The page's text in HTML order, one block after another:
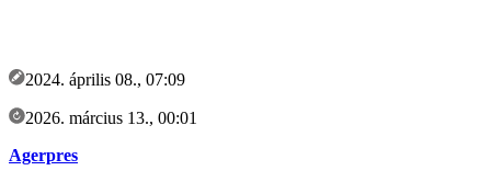
2024. április 08., 07:09
2026. március 13., 00:01
Agerpres